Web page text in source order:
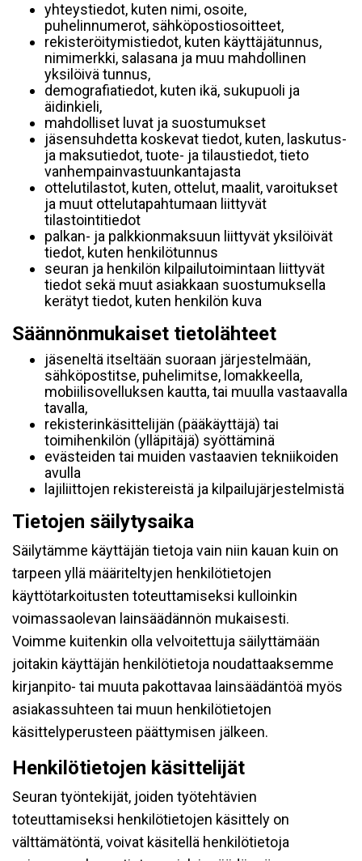
yhteystiedot, kuten nimi, osoite,
puhelinnumerot, sähköpostiosoitteet,
rekisteröitymistiedot, kuten käyttäjätunnus,
nimimerkki, salasana ja muu mahdollinen
yksilöivä tunnus,
demografiatiedot, kuten ikä, sukupuoli ja
äidinkieli,
mahdolliset luvat ja suostumukset
jäsensuhdetta koskevat tiedot, kuten, laskutus-
ja maksutiedot, tuote- ja tilaustiedot, tieto
vanhempainvastuunkantajasta
ottelutilastot, kuten, ottelut, maalit, varoitukset
ja muut ottelutapahtumaan liittyvät
tilastointitiedot
palkan- ja palkkionmaksuun liittyvät yksilöivät
tiedot, kuten henkilötunnus
seuran ja henkilön kilpailutoimintaan liittyvät
tiedot sekä muut asiakkaan suostumuksella
kerätyt tiedot, kuten henkilön kuva
Säännönmukaiset tietolähteet
jäseneltä itseltään suoraan järjestelmään,
sähköpostitse, puhelimitse, lomakkeella,
mobiilisovelluksen kautta, tai muulla vastaavalla
tavalla,
rekisterinkäsittelijän (pääkäyttäjä) tai
toimihenkilön (ylläpitäjä) syöttäminä
evästeiden tai muiden vastaavien tekniikoiden
avulla
lajiliittojen rekistereistä ja kilpailujärjestelmistä
Tietojen säilytysaika
Säilytämme käyttäjän tietoja vain niin kauan kuin on
tarpeen yllä määriteltyjen henkilötietojen
käyttötarkoitusten toteuttamiseksi kulloinkin
voimassaolevan lainsäädännön mukaisesti.
Voimme kuitenkin olla velvoitettuja säilyttämään
joitakin käyttäjän henkilötietoja noudattaaksemme
kirjanpito- tai muuta pakottavaa lainsäädäntöä myös
asiakassuhteen tai muun henkilötietojen
käsittelyperusteen päättymisen jälkeen.
Henkilötietojen käsittelijät
Seuran työntekijät, joiden työtehtävien
toteuttamiseksi henkilötietojen käsittely on
välttämätöntä, voivat käsitellä henkilötietoja